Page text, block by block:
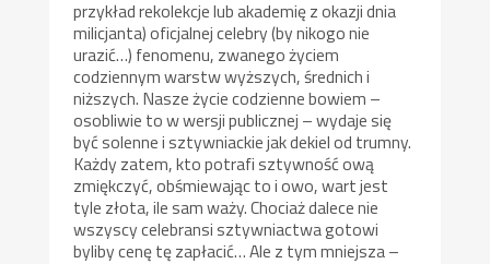
przykład rekolekcje lub akademię z okazji dnia
milicjanta) oficjalnej celebry (by nikogo nie
urazić…) fenomenu, zwanego życiem
codziennym warstw wyższych, średnich i
niższych. Nasze życie codzienne bowiem –
osobliwie to w wersji publicznej – wydaje się
być solenne i sztywniackie jak dekiel od trumny.
Każdy zatem, kto potrafi sztywność ową
zmiękczyć, obśmiewając to i owo, wart jest
tyle złota, ile sam waży. Chociaż dalece nie
wszyscy celebransi sztywniactwa gotowi
byliby cenę tę zapłacić… Ale z tym mniejsza –